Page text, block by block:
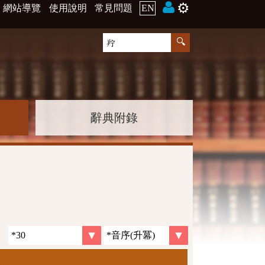
網站導覽 使用說明 常見問題 EN ⚙️
辭典附錄